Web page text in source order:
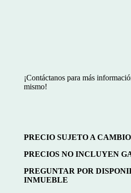
¡Contáctanos para más
mismo!
PRECIO SUJETO A
PRECIOS NO INCLUYEN
PREGUNTAR POR
INMUEBLE